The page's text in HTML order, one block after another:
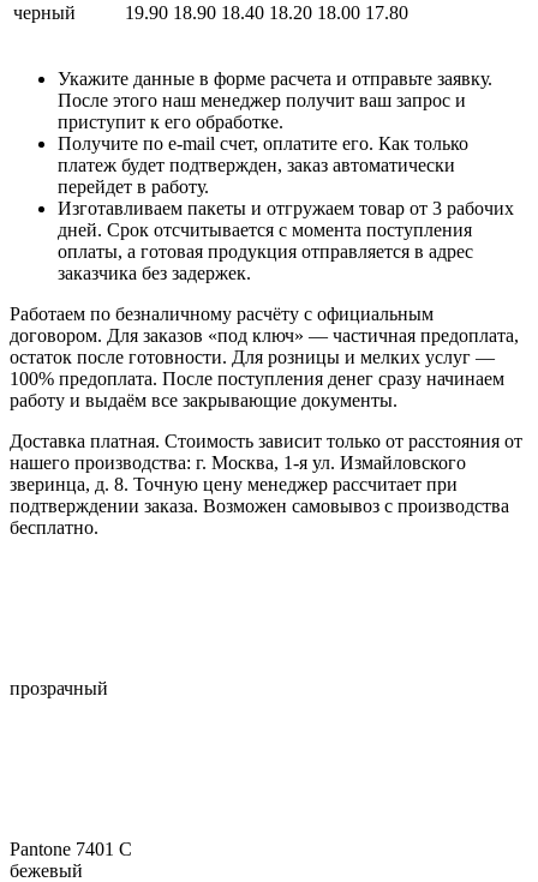
черный
19.90 18.90 18.40 18.20 18.00 17.80
Укажите данные в форме расчета и отправьте заявку.
После этого наш менеджер получит ваш запрос и
приступит к его обработке.
Получите по e-mail счет, оплатите его. Как только
платеж будет подтвержден, заказ автоматически
перейдет в работу.
Изготавливаем пакеты и отгружаем товар от 3 рабочих
дней. Срок отсчитывается с момента поступления
оплаты, а готовая продукция отправляется в адрес
заказчика без задержек.
Работаем по безналичному расчёту с официальным
договором. Для заказов «под ключ» — частичная предоплата,
остаток после готовности. Для розницы и мелких услуг —
100% предоплата. После поступления денег сразу начинаем
работу и выдаём все закрывающие документы.
Доставка платная. Стоимость зависит только от расстояния от
нашего производства: г. Москва, 1-я ул. Измайловского
зверинца, д. 8. Точную цену менеджер рассчитает при
подтверждении заказа. Возможен самовывоз с производства
бесплатно.
прозрачный
Pantone 7401 C
бежевый